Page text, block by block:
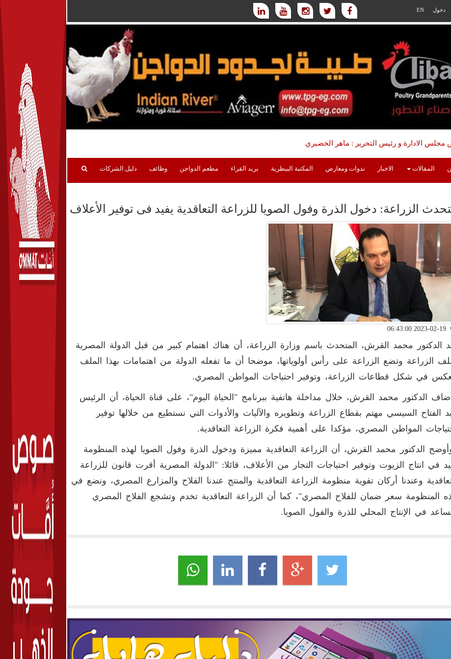
دخول EN
مجلس الادارة و رئيس التحرير : ماهر الخضيري
المقالات الاخبار ندوات ومعارض المكتبة البيطرية بريد القراء مطعم الدواجن وظائف دليل الشركات
الزراعة: دخول الذرة وفول الصويا للزراعة التعاقدية يفيد فى توفير الأعلاف
الدكتور محمد القرش، المتحدث باسم وزارة الزراعة، أن هناك اهتمام كبير من قبل الدولة المصرية
الزراعة وتضع الزراعة على رأس أولوياتها، موضحا أن ما تفعله الدولة من اهتمامات بهذا الملف
في شكل قطاعات الزراعة، وتوفير احتياجات المواطن المصري.
الدكتور محمد القرش، خلال مداخلة هاتفية ببرنامج "الحياة اليوم"، على قناة الحياة، أن الرئيس
الفتاح السيسي مهتم بقطاع الزراعة وتطويره والآليات والأدوات التي نستطيع من خلالها توفير
المواطن المصري، مؤكدا على أهمية فكرة الزراعة التعاقدية.
الدكتور محمد القرش، أن الزراعة التعاقدية مميزة ودخول الذرة وفول الصويا لهذه المنظومة
في انتاج الزيوت وتوفير احتياجات التجار من الأعلاف، قائلا: "الدولة المصرية أقرت قانون للزراعة
وعندنا أركان تقوية منظومة الزراعة التعاقدية والمنتج عندنا الفلاح والمزارع المصري، ونضع في
المنظومة سعر ضمان للفلاح المصري"، كما أن الزراعة التعاقدية تخدم وتشجع الفلاح المصري
في الإنتاج المحلي للذرة والفول الصويا.